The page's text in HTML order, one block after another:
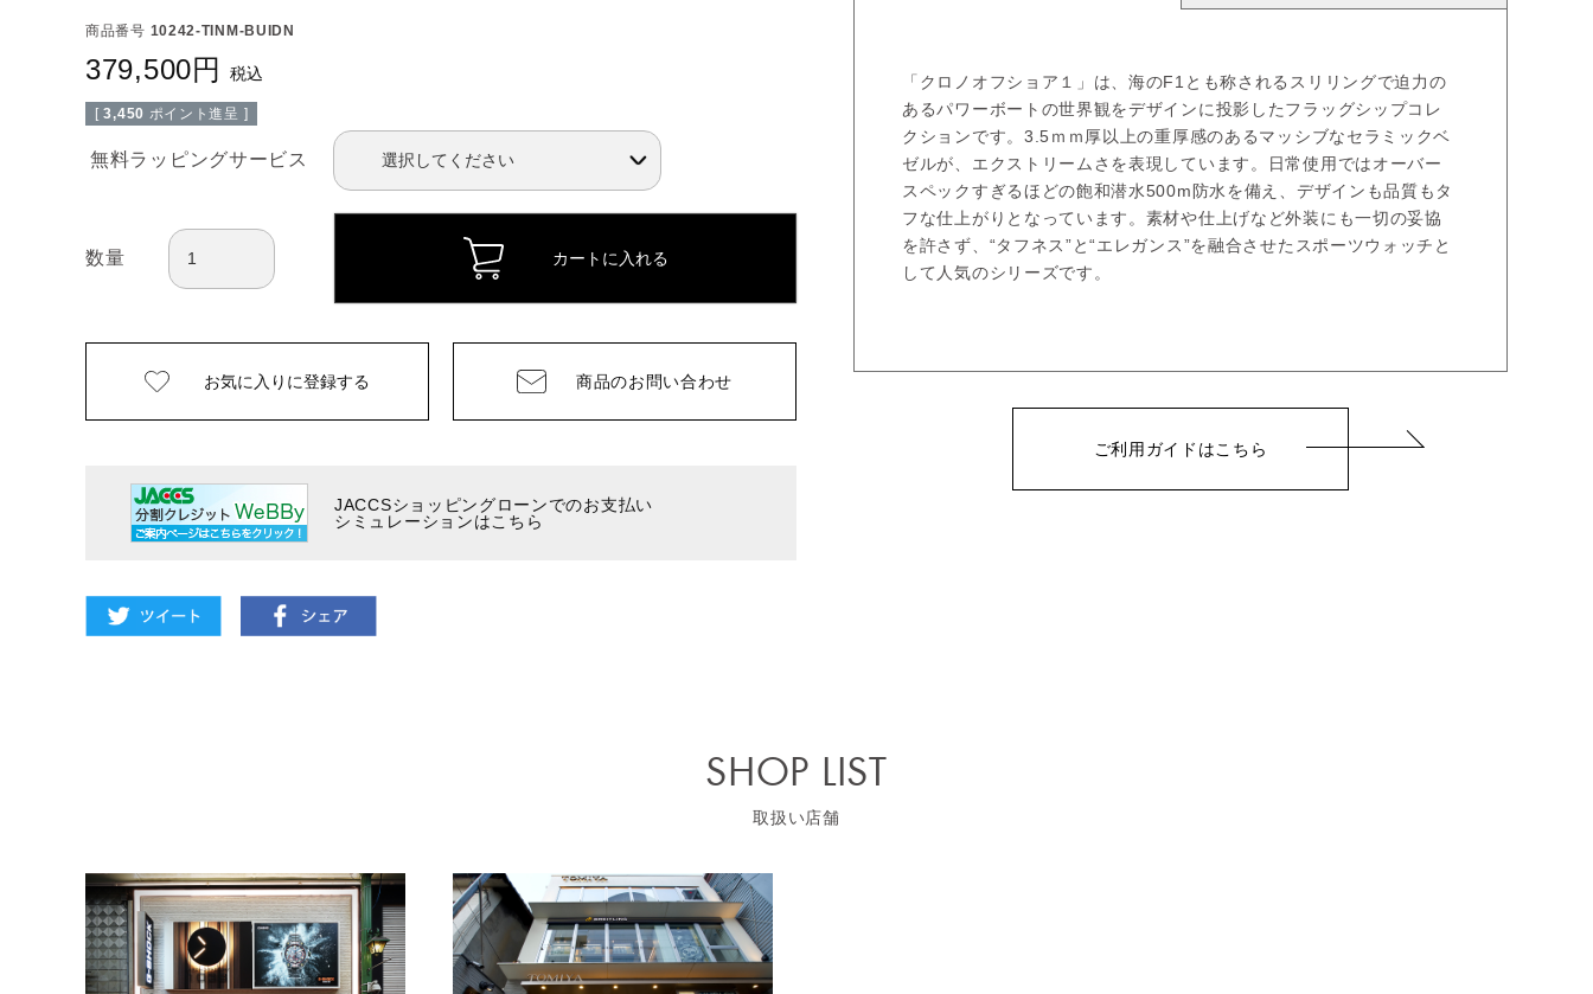
商品番号 10242-TINM-BUIDN
379,500 税込
[ 3,450 ポイント進呈 ]
無料ラッピングサービス
数量 カートに入れる
お気に入りに登録する 商品のお問い合わせ
JACCSショッピングローンでのお支払い
シミュレーションはこちら
「クロノオフショア１」は、海のF1とも称されるスリリングで迫力の
あるパワーボートの世界観をデザインに投影したフラッグシップコレ
クションです。3.5ｍｍ厚以上の重厚感のあるマッシブなセラミックベ
ゼルが、エクストリームさを表現しています。日常使用ではオーバー
スペックすぎるほどの飽和潜水500m防水を備え、デザインも品質もタ
フな仕上がりとなっています。素材や仕上げなど外装にも一切の妥協
を許さず、“タフネス”と“エレガンス”を融合させたスポーツウォッチと
して人気のシリーズです。
ご利用ガイドはこちら
SHOP LIST
取扱い店舗